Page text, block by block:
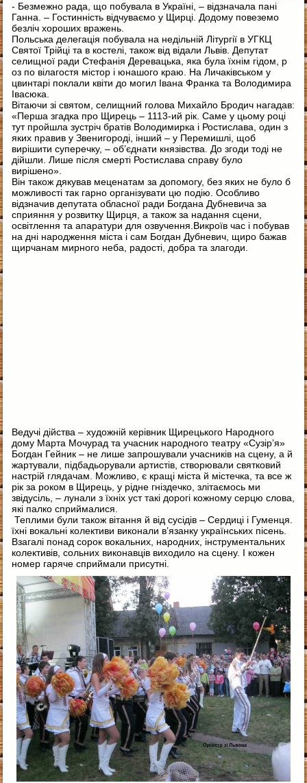
- Безмежно рада, що побувала в Україні, – відзначала пані
Ганна. – Гостинність відчуваємо у Щирці. Додому повеземо
безліч хороших вражень.
Польська делегація побувала на недільній Літургії в УГКЦ
Святої Трійці та в костелі, також від відали Львів. Депутат
селищної ради Стефанія Деревацька, яка була їхнім гідом, р
оз по вілагостя містор і юнашого краю. На Личаківськом у
цвинтарі поклали квіти до могил Івана Франка та Володимира
Івасюка.
Вітаючи зі святом, селищний голова Михайло Бродич нагадав:
«Перша згадка про Щирець – 1113-ий рік. Саме у цьому році
тут пройшла зустріч братів Володимирка і Ростислава, один з
яких правив у Звенигороді, інший – у Перемишлі, щоб
вирішити суперечку, – об’єднати князівства. До згоди тоді не
дійшли. Лише після смерті Ростислава справу було
вирішено».
Він також дякував меценатам за допомогу, без яких не було б
можливості так гарно організувати цю подію. Особливо
відзначив депутата обласної ради Богдана Дубневича за
сприяння у розвитку Щирця, а також за надання сцени,
освітлення та апаратури для озвучення.Викроїв час і побував
на дні народження міста і сам Богдан Дубневич, щиро бажав
щирчанам мирного неба, радості, добра та злагоди.
Ведучі дійства – художній керівник Щирецького Народного
дому Марта Мочурад та учасник народного театру «Сузір’я»
Богдан Гейник – не лише запрошували учасників на сцену, а й
жартували, підбадьорували артистів, створювали святковий
настрій глядачам. Можливо, є кращі міста й містечка, та все ж
рік за роком в Щирець, у рідне гніздечко, злітаємось ми
звідусіль, – лунали з їхніх уст такі дорогі кожному серцю слова,
які палко сприймалися.
Теплими були також вітання й від сусідів – Сердиці і Гуменця.
їхні вокальні колективи виконали в’язанку українських пісень.
Взагалі понад сорок вокальних, народних, інструментальних
колективів, сольних виконавців виходило на сцену. І кожен
номер гаряче сприймали присутні.